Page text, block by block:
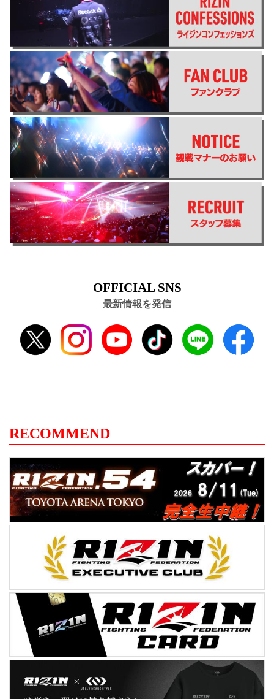
OFFICIAL SNS
最新情報を発信
RECOMMEND